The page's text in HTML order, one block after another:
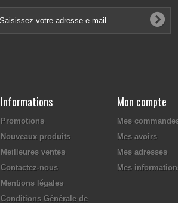
Informations
Promotions
Nouveaux produits
Meilleures ventes
Contactez-nous
Mentions légales
Conditions Générale de
Mon compte
Mes
Mes avoirs
Mes adresses
Mes